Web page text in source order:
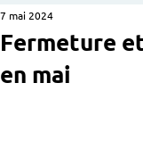
Fermeture
en mai
7 mai 2024